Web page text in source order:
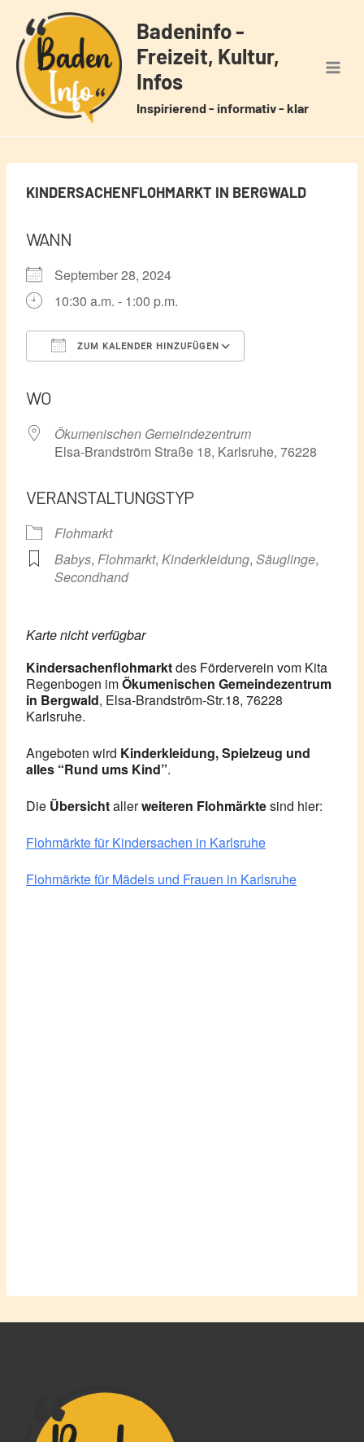
Inhalt
springen
Badeninfo -
Freizeit, Kultur,
Infos
Inspirierend - informativ - klar
KINDERSACHENFLOHMARKT IN BERGWALD
WANN
September 28, 2024
10:30 a.m. - 1:00 p.m.
ZUM KALENDER HINZUFÜGEN
WO
Ökumenischen Gemeindezentrum
Elsa-Brandström Straße 18, Karlsruhe, 76228
VERANSTALTUNGSTYP
Flohmarkt
Babys, Flohmarkt, Kinderkleidung, Säuglinge,
Secondhand
Karte nicht verfügbar
Kindersachenflohmarktdes Förderverein vom Kita
Regenbogen imÖkumenischen Gemeindezentrum
in Bergwald, Elsa-Brandström-Str.18, 76228
Karlsruhe.
Angeboten wird Kinderkleidung, Spielzeug und
alles “Rund ums Kind”.
Die Übersichtallerweiteren Flohmärktesind hier:
Flohmärkte für Kindersachen in Karlsruhe
Flohmärkte für Mädels und Frauen in Karlsruhe